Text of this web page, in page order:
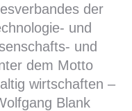
der
und
und
dem Motto
wirtschaften –
Blank